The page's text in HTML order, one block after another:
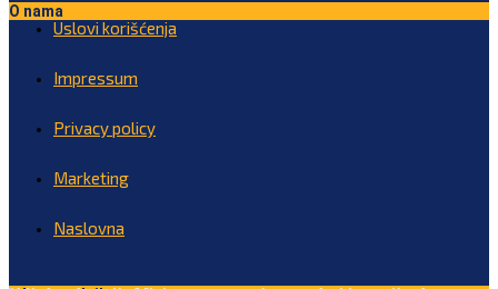
O nama
Uslovi korišćenja
Impressum
Privacy policy
Marketing
Naslovna